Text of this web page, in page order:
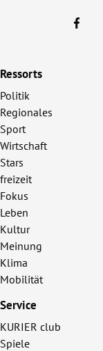
Ressorts
Politik
Regionales
Sport
Wirtschaft
Stars
freizeit
Fokus
Leben
Kultur
Meinung
Klima
Mobilität
Service
KURIER club
Spiele